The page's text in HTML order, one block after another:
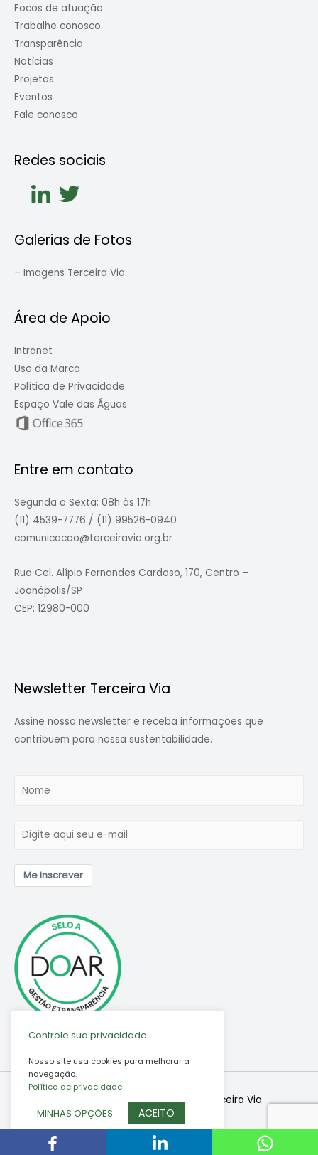
Focos de atuação
Trabalhe conosco
Transparência
Notícias
Projetos
Eventos
Fale conosco
Redes sociais
Galerias de Fotos
– Imagens Terceira Via
Área de Apoio
Intranet
Uso da Marca
Política de Privacidade
Espaço Vale das Águas
Entre em contato
Segunda a Sexta: 08h às 17h
(11) 4539-7776 / (11) 99526-0940
comunicacao@terceiravia.org.br
Rua Cel. Alípio Fernandes Cardoso, 170, Centro –
Joanópolis/SP
CEP: 12980-000
Newsletter Terceira Via
Assine nossa newsletter e receba informações que
contribuem para nossa sustentabilidade.
Me inscrever
Copyright © 2026Associação Terceira Via
Controle sua privacidade
Nosso site usa cookies para melhorar a
navegação.
Política de privacidade
MINHAS OPÇÕES ACEITO